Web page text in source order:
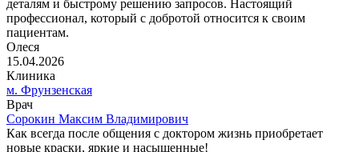
деталям и быстрому решению запросов. Настоящий
профессионал, который с добротой относится к своим
пациентам.
Олеся
15.04.2026
Клиника
м. Фрунзенская
Врач
Сорокин Максим Владимирович
Как всегда после общения с доктором жизнь приобретает
новые краски, яркие и насыщенные!